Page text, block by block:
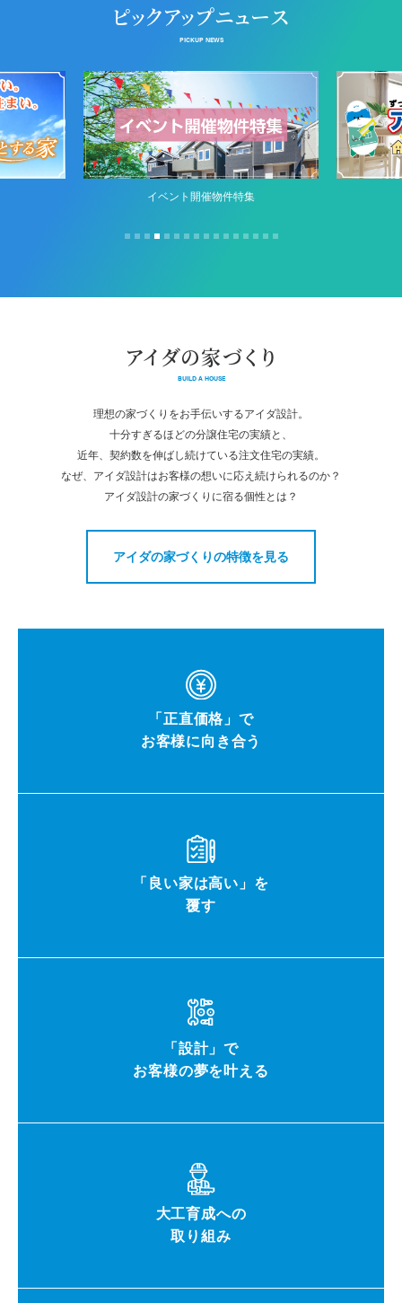
ピックアップニュース
PICKUP NEWS
イベント開催物件特集
アイダの家づくり
BUILD A HOUSE
理想の家づくりをお手伝いするアイダ設計。
十分すぎるほどの分譲住宅の実績と、
近年、契約数を伸ばし続けている注文住宅の実績。
なぜ、アイダ設計はお客様の想いに応え続けられるのか？
アイダ設計の家づくりに宿る個性とは？
アイダの家づくりの特徴を見る
「正直価格」で
お客様に向き合う
「良い家は高い」を
覆す
「設計」で
お客様の夢を叶える
大工育成への
取り組み